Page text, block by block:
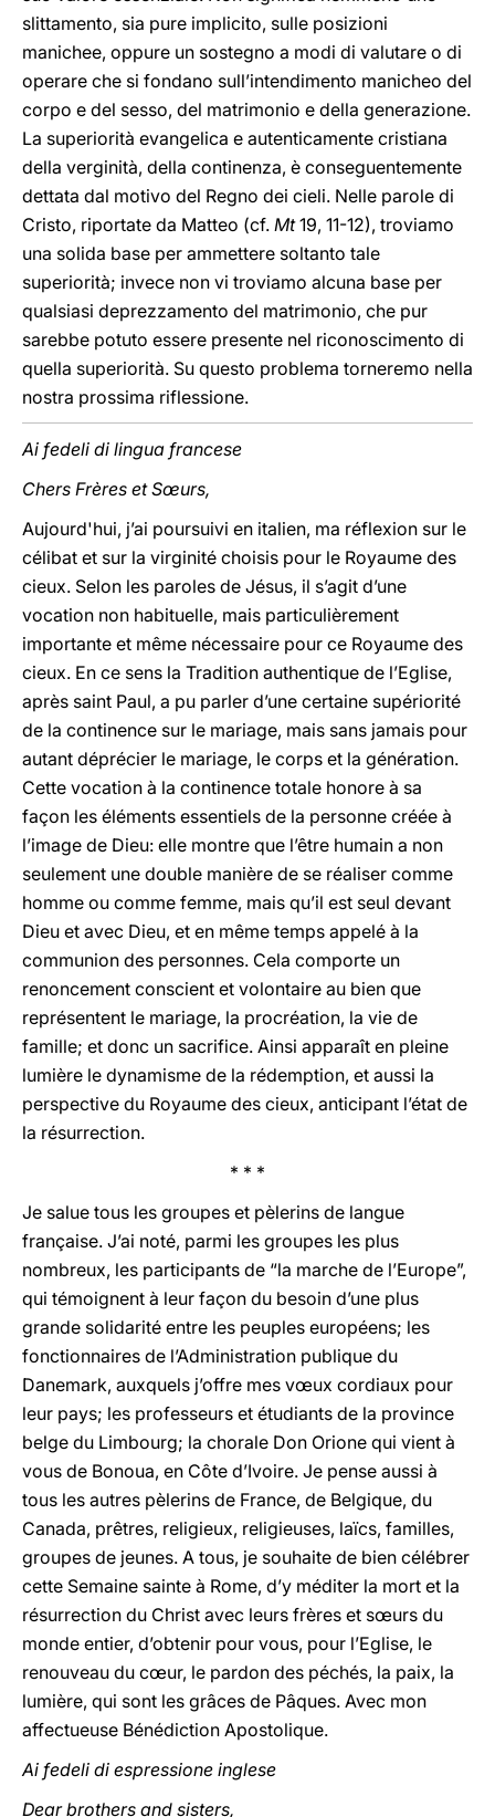
slittamento, sia pure implicito, sulle posizioni
manichee, oppure un sostegno a modi di valutare o di
operare che si fondano sull’intendimento manicheo del
corpo e del sesso, del matrimonio e della generazione.
La superiorità evangelica e autenticamente cristiana
della verginità, della continenza, è conseguentemente
dettata dal motivo del Regno dei cieli. Nelle parole di
Cristo, riportate da Matteo (cf. Mt19, 11-12), troviamo
una solida base per ammettere soltanto tale
superiorità; invece non vi troviamo alcuna base per
qualsiasi deprezzamento del matrimonio, che pur
sarebbe potuto essere presente nel riconoscimento di
quella superiorità. Su questo problema torneremo nella
nostra prossima riflessione.
Ai fedeli di lingua francese
Chers Frères et Sœurs,
Aujourd'hui, j’ai poursuivi en italien, ma réflexion sur le
célibat et sur la virginité choisis pour le Royaume des
cieux. Selon les paroles de Jésus, il s’agit d’une
vocation non habituelle, mais particulièrement
importante et même nécessaire pour ce Royaume des
cieux. En ce sens la Tradition authentique de l’Eglise,
après saint Paul, a pu parler d’une certaine supériorité
de la continence sur le mariage, mais sans jamais pour
autant déprécier le mariage, le corps et la génération.
Cette vocation à la continence totale honore à sa
façon les éléments essentiels de la personne créée à
l’image de Dieu: elle montre que l’être humain a non
seulement une double manière de se réaliser comme
homme ou comme femme, mais qu’il est seul devant
Dieu et avec Dieu, et en même temps appelé à la
communion des personnes. Cela comporte un
renoncement conscient et volontaire au bien que
représentent le mariage, la procréation, la vie de
famille; et donc un sacrifice. Ainsi apparaît en pleine
lumière le dynamisme de la rédemption, et aussi la
perspective du Royaume des cieux, anticipant l’état de
la résurrection.
* * *
Je salue tous les groupes et pèlerins de langue
française. J’ai noté, parmi les groupes les plus
nombreux, les participants de “la marche de l’Europe”,
qui témoignent à leur façon du besoin d’une plus
grande solidarité entre les peuples européens; les
fonctionnaires de l’Administration publique du
Danemark, auxquels j’offre mes vœux cordiaux pour
leur pays; les professeurs et étudiants de la province
belge du Limbourg; la chorale Don Orione qui vient à
vous de Bonoua, en Côte d’Ivoire. Je pense aussi à
tous les autres pèlerins de France, de Belgique, du
Canada, prêtres, religieux, religieuses, laïcs, familles,
groupes de jeunes. A tous, je souhaite de bien célébrer
cette Semaine sainte à Rome, d’y méditer la mort et la
résurrection du Christ avec leurs frères et sœurs du
monde entier, d’obtenir pour vous, pour l’Eglise, le
renouveau du cœur, le pardon des péchés, la paix, la
lumière, qui sont les grâces de Pâques. Avec mon
affectueuse Bénédiction Apostolique.
Ai fedeli di espressione inglese
Dear brothers and sisters,